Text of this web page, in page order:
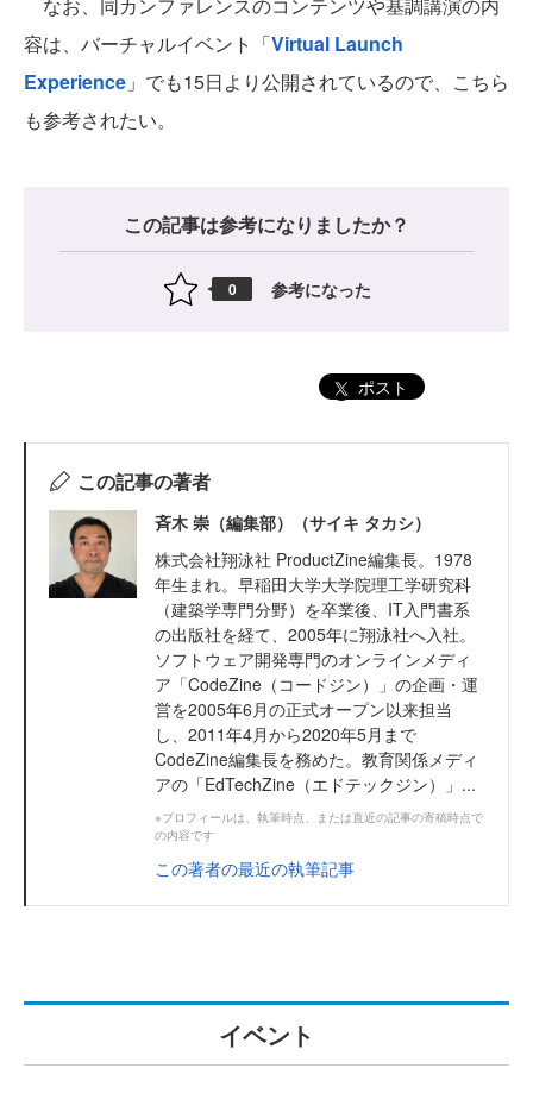
なお、同カンファレンスのコンテンツや基調講演の内
容は、バーチャルイベント「Virtual Launch
Experience 」でも15日より公開されているので、こちら
も参考されたい。
この記事は参考になりましたか？
0 参考になった
ポスト
この記事の著者
斉木 崇（編集部）（サイキ タカシ）
株式会社翔泳社 ProductZine編集長。1978
年生まれ。早稲田大学大学院理工学研究科
（建築学専門分野）を卒業後、IT入門書系
の出版社を経て、2005年に翔泳社へ入社。
ソフトウェア開発専門のオンラインメディ
ア「CodeZine（コードジン）」の企画・運
営を2005年6月の正式オープン以来担当
し、2011年4月から2020年5月まで
CodeZine編集長を務めた。教育関係メディ
アの「EdTechZine（エドテックジン）」...
※プロフィールは、執筆時点、または直近の記事の寄稿時点で
の内容です
この著者の最近の執筆記事
イベント